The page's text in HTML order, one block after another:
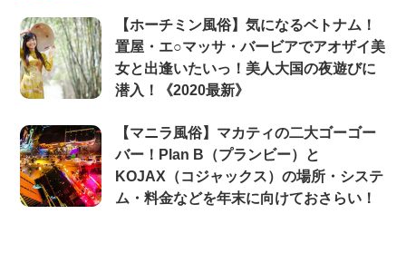
【ホーチミン風俗】気になるベトナム！
置屋・エ○マッサ・バービアでアオザイ美
女と出逢いたいっ！美人大国の夜遊びに
潜入！《2020最新》
【マニラ風俗】マカティの二大ゴーゴー
バー！Plan B（プランビー）と
KOJAX（コジャックス）の場所・システ
ム・料金などを年末に向けておさらい！